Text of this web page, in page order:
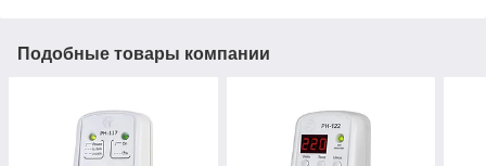
Подобные товары компании